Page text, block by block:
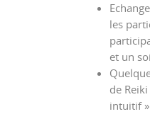
les
et un
de
intuitif